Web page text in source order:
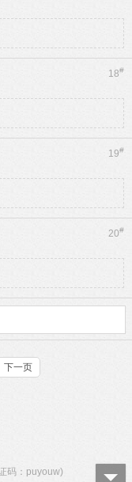
18#
19#
20#
下一页
码：puyouw)